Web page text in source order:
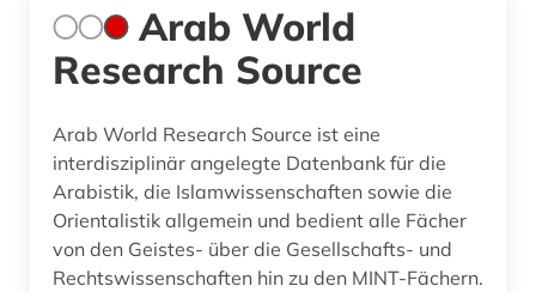
Arab World
Research Source
Arab World Research Source ist eine
interdisziplinär angelegte Datenbank für die
Arabistik, die Islamwissenschaften sowie die
Orientalistik allgemein und bedient alle Fächer
von den Geistes- über die Gesellschafts- und
Rechtswissenschaften hin zu den MINT-Fächern.